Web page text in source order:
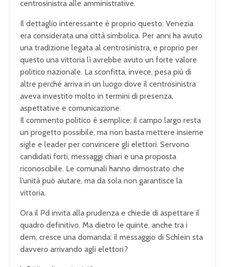
centrosinistra alle amministrative.
Il dettaglio interessante è proprio questo: Venezia
era considerata una città simbolica. Per anni ha avuto
una tradizione legata al centrosinistra, e proprio per
questo una vittoria lì avrebbe avuto un forte valore
politico nazionale. La sconfitta, invece, pesa più di
altre perché arriva in un luogo dove il centrosinistra
aveva investito molto in termini di presenza,
aspettative e comunicazione.
Il commento politico è semplice: il campo largo resta
un progetto possibile, ma non basta mettere insieme
sigle e leader per convincere gli elettori. Servono
candidati forti, messaggi chiari e una proposta
riconoscibile. Le comunali hanno dimostrato che
l’unità può aiutare, ma da sola non garantisce la
vittoria.
Ora il Pd invita alla prudenza e chiede di aspettare il
quadro definitivo. Ma dietro le quinte, anche tra i
dem, cresce una domanda: il messaggio di Schlein sta
davvero arrivando agli elettori?